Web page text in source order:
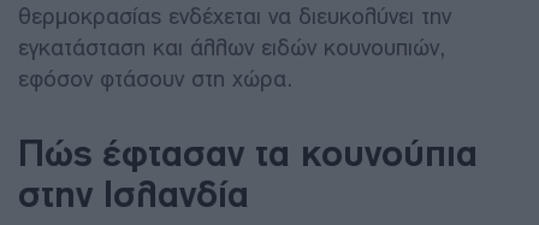
θερμοκρασίας ενδέχεται να διευκολύνει την
εγκατάσταση και άλλων ειδών κουνουπιών,
εφόσον φτάσουν στη χώρα.
Πώς έφτασαν τα κουνούπια
στην Ισλανδία